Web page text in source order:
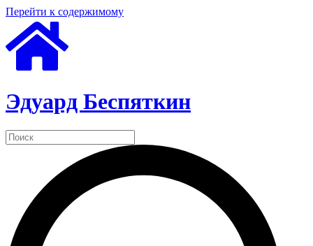
Перейти к содержимому
Эдуард Беспяткин